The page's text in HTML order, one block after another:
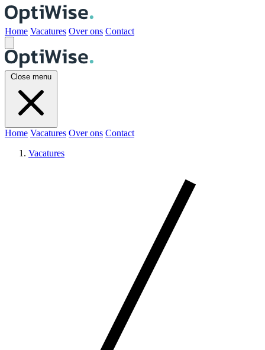
Home Vacatures Over ons Contact
Close menu
Home Vacatures Over ons Contact
Vacatures